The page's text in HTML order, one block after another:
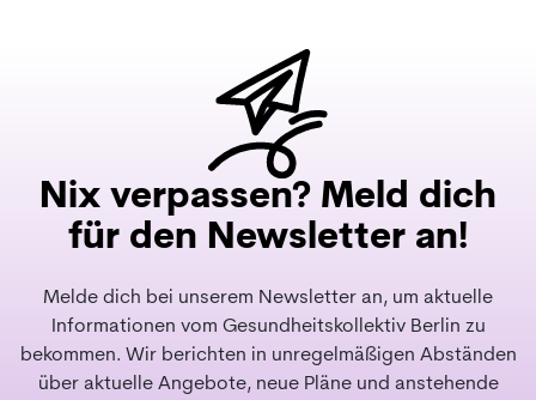
Nix verpassen? Meld dich
für den Newsletter an!
Melde dich bei unserem Newsletter an, um aktuelle
Informationen vom Gesundheitskollektiv Berlin zu
bekommen. Wir berichten in unregelmäßigen Abständen
über aktuelle Angebote, neue Pläne und anstehende